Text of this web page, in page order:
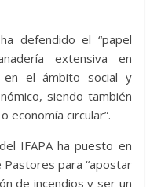
defendido el “papel
extensiva en
en el ámbito social y
siendo también
economía circular”.
IFAPA ha puesto en
Pastores para “apostar
de incendios y ser un